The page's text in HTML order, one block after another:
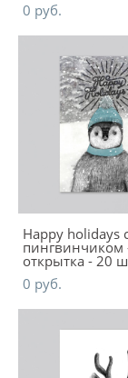
0 pуб.
Happy holidays
пингвинчиком
открытка - 20
0 pуб.